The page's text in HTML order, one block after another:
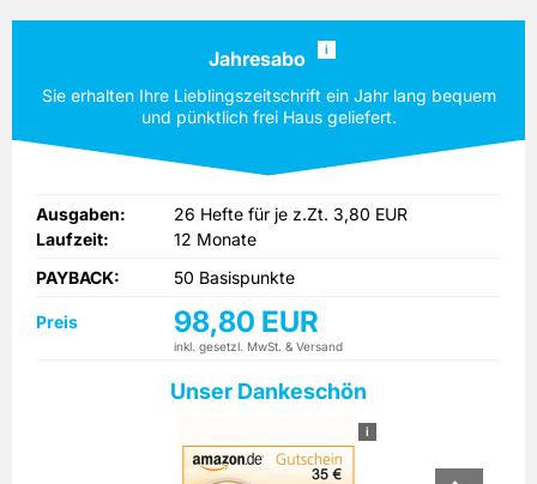
Halbjahresabo oder Jahresabo von IN - Das STAR & STYLE
Magazin immer auf dem Laufenden. IN - Das STAR &
STYLE Magazin Abo gibt es als Miniabo, als Halbjahres-
oder auch als Jahresabo.
Jahresabo i
Sie erhalten Ihre Lieblingszeitschrift ein Jahr lang bequem
und pünktlich frei Haus geliefert.
Ausgaben:
26 Hefte für je z.Zt. 3,80 EUR
Laufzeit:
12 Monate
PAYBACK:
50 Basispunkte
Preis 98,80 EUR
inkl. gesetzl. MwSt. & Versand
Unser Dankeschön
i